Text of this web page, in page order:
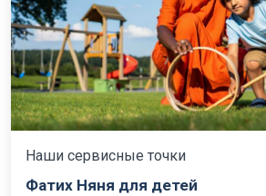
Наши сервисные точки
Фатих Няня для детей